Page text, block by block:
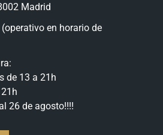
Madrid
en horario de
de 13 a 21h
26 de agosto!!!!